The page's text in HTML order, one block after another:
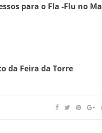
para o Fla -Flu no
da Feira da Torre